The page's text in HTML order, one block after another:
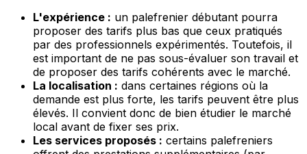
L'expérience : un palefrenier débutant pourra
proposer des tarifs plus bas que ceux pratiqués
par des professionnels expérimentés. Toutefois, il
est important de ne pas sous-évaluer son travail et
de proposer des tarifs cohérents avec le marché.
La localisation : dans certaines régions où la
demande est plus forte, les tarifs peuvent être plus
élevés. Il convient donc de bien étudier le marché
local avant de fixer ses prix.
Les services proposés : certains palefreniers